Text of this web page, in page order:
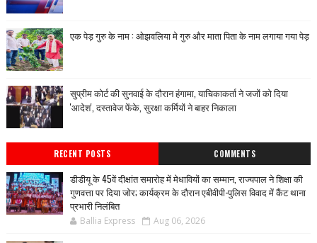
एक पेड़ गुरु के नाम : ओझवलिया मे गुरु और माता पिता के नाम लगाया गया पेड़
सुप्रीम कोर्ट की सुनवाई के दौरान हंगामा, याचिकाकर्ता ने जजों को दिया
'आदेश', दस्तावेज फेंके, सुरक्षा कर्मियों ने बाहर निकाला
RECENT POSTS COMMENTS
डीडीयू के 45वें दीक्षांत समारोह में मेधावियों का सम्मान, राज्यपाल ने शिक्षा की
गुणवत्ता पर दिया जोर; कार्यक्रम के दौरान एबीवीपी-पुलिस विवाद में कैंट थाना
प्रभारी निलंबित
Ballia Express Aug 06, 2026